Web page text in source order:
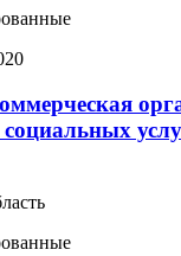
социальных